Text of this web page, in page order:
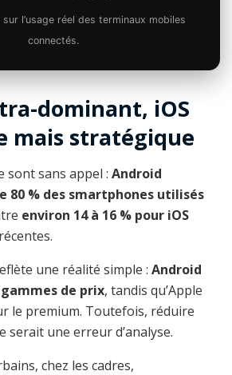
sur l’usage réel des terminaux mobiles
connectés.
dominant, iOS
mais stratégique
sont sans appel : Android
80 % des smartphones utilisés
environ 14 à 16 % pour iOS
une réalité simple : Android
de prix, tandis qu’Apple
le premium. Toutefois, réduire
serait une erreur d’analyse.
chez les cadres,